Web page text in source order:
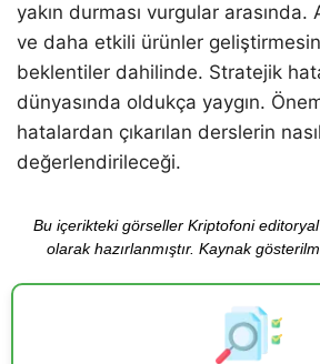
yakın durması vurgular arasında.
ve daha etkili ürünler
beklentiler dahilinde. Stratejik
dünyasında oldukça yaygın.
hatalardan çıkarılan derslerin nasıl
değerlendirileceği.
Bu içerikteki görseller Kriptofoni
olarak hazırlanmıştır. Kaynak